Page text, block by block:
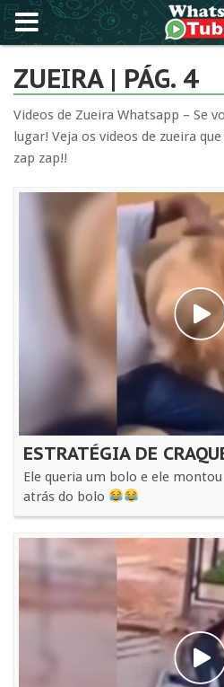
ZUEIRA | PÁG. 4
Videos de Zueira Whatsapp – Se
lugar! Veja os videos de zueira
zap zap!!
ESTRATÉGIA DE
Ele queria um bolo e ele
atrás do bolo